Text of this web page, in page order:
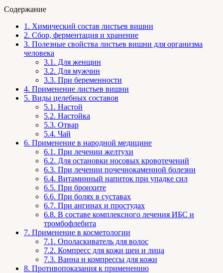
Содержание
1. Химический состав листьев вишни
2. Сбор, ферментация и хранение
3. Полезные свойства листьев вишни для организма
человека
3.1. Для женщин
3.2. Для мужчин
3.3. При беременности
4. Применение листьев вишни
5. Виды целебных составов
5.1. Настой
5.2. Настойка
5.3. Отвар
5.4. Чай
6. Применение в народной медицине
6.1. При лечении желтухи
6.2. Для остановки носовых кровотечений
6.3. При лечении почечнокаменной болезни
6.4. Витаминный напиток при упадке сил
6.5. При бронхите
6.6. При болях в суставах
6.7. При ангинах и простудах
6.8. В составе комплексного лечения ИБС и
тромбофлебита
7. Применение в косметологии
7.1. Ополаскиватель для волос
7.2. Компресс для кожи шеи и лица
7.3. Ванна и компрессы для кожи
8. Противопоказания к применению